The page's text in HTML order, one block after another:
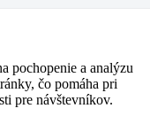
pochopenie a analýzu
čo pomáha pri
pre návštevníkov.